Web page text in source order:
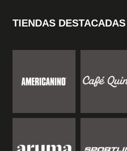
TIENDAS DESTACADAS